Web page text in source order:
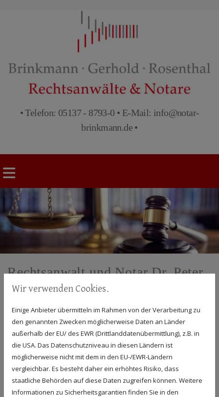
• Telefon: 05137 - 8793-0 • E-Mail: info@notar-
brinkmann.de •
Rechtsanwalt und Notar Dr. Peter
Gerhold a.D.
Wir verwenden Cookies.
Einige Anbieter übermitteln im Rahmen von der Verarbeitung zu
den genannten Zwecken möglicherweise Daten an Länder
außerhalb der EU/ des EWR (Drittlanddatenübermittlung), z.B. in
die USA. Das Datenschutzniveau in diesen Ländern ist
möglicherweise nicht mit dem in den EU-/EWR-Ländern
vergleichbar. Es besteht daher ein erhöhtes Risiko, dass
staatliche Behörden auf diese Daten zugreifen können. Weitere
Informationen zu Sicherheitsgarantien finden Sie in den